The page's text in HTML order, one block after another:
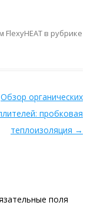
FlexyHEAT в рубрике
Обзор органических
пробковая
теплоизоляция →
поля